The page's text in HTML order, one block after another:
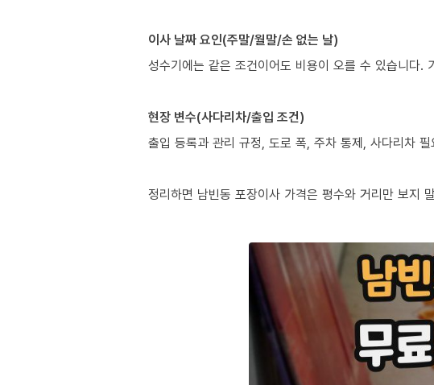
이사 날짜 요인(주말/월말/손 없는 날)
성수기에는 같은 조건이어도 비용이 오를 수 있습니다.
현장 변수(사다리차/출입 조건)
출입 등록과 관리 규정, 도로 폭, 주차 통제, 사다리차
정리하면 남빈동 포장이사 가격은 평수와 거리만 보지